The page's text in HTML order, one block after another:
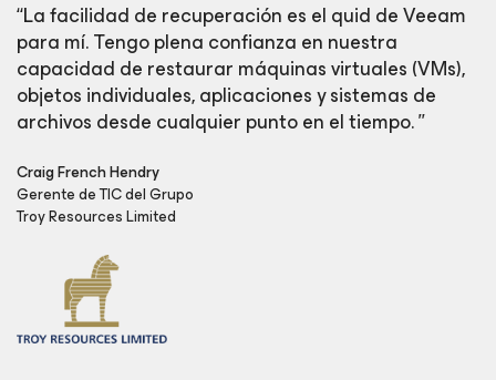
“La facilidad de recuperación es el quid de Veeam
para mí. Tengo plena confianza en nuestra
capacidad de restaurar máquinas virtuales (VMs),
objetos individuales, aplicaciones y sistemas de
archivos desde cualquier punto en el tiempo. ”
Craig French Hendry
Gerente de TIC del Grupo
Troy Resources Limited